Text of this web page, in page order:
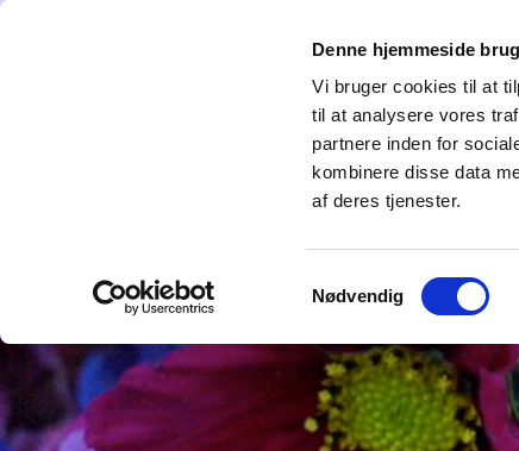
Denne hjemmeside
Vi bruger cookies til at
til at analysere vores
partnere inden for
kombinere disse data
af deres tjenester.
Nødvendig
Hvem er vi Det sker i AiH